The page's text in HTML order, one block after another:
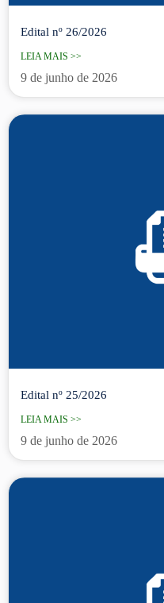
Edital nº 26/2026
LEIA MAIS >>
9 de junho de 2026
Edital nº 25/2026
LEIA MAIS >>
9 de junho de 2026